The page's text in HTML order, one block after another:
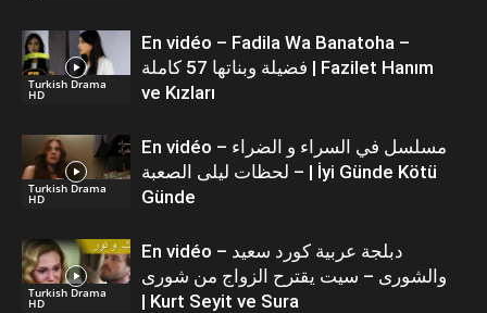
Turkish Drama
HD
En vidéo – Fadila Wa Banatoha –
فضيلة وبناتها 57 كاملة | Fazilet Hanım
ve Kızları
Turkish Drama
HD
En vidéo – مسلسل في السراء و الضراء
– لحظات ليلى الصعبة | İyi Günde Kötü
Günde
Turkish Drama
HD
En vidéo – دبلجة عربية كورد سعيد
والشورى – سيت يقترح الزواج من شورى
| Kurt Seyit ve Sura